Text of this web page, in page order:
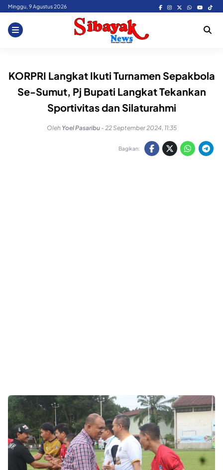
Skip
content
Minggu, 9 Agustus 2026
KORPRI Langkat Ikuti Turnamen Sepakbola
Se-Sumut, Pj Bupati Langkat Tekankan
Sportivitas dan Silaturahmi
Oleh Yoel Pasaribu - 22 September 2024, 11:35
Bagikan: